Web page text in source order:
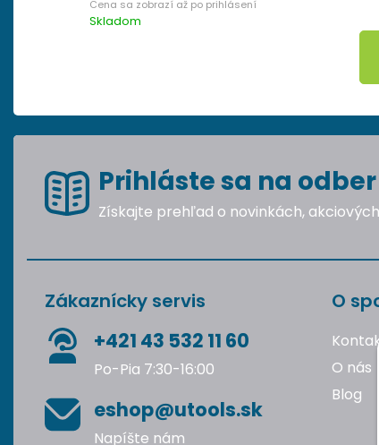
Skladom
Prihláste sa na
Získajte prehľad o novinkách,
Zákaznícky servis
+421 43 532 11 60
Po-Pia 7:30-16:00
eshop@utools.sk
Napíšte nám
O
O nás
Blog